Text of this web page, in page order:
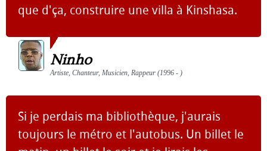
que d'ça, construire une villa à Kinshasa.
Ninho
Artiste, Chanteur, Musicien, Rappeur (1996 - )
Si je perdais ma bibliothèque, j'aurais
toujours le métro et l'autobus. Un billet le